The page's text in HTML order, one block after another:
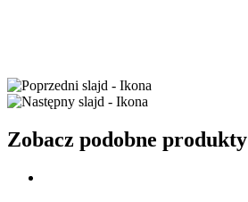
Zobacz podobne produkty